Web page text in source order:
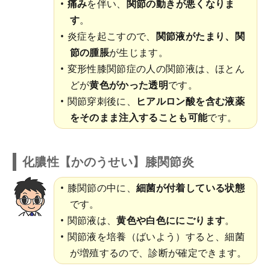
痛みを伴い、
関節の動きが悪くなりま
す。
炎症を起こすので、 関節液がたまり、関
節の腫脹が生じます。
変形性膝関節症の人の関節液は、ほとん
どが黄色がかった透明です。
関節穿刺後に、
ヒアルロン酸を含む液薬
をそのまま注入することも可能です。
化膿性【かのうせい】膝関節炎
膝関節の中に、細菌が付着している状態
です。
関節液は、黄色や白色ににごります。
関節液を培養（ばいよう）すると、細菌
が増殖するので、診断が確定できます。